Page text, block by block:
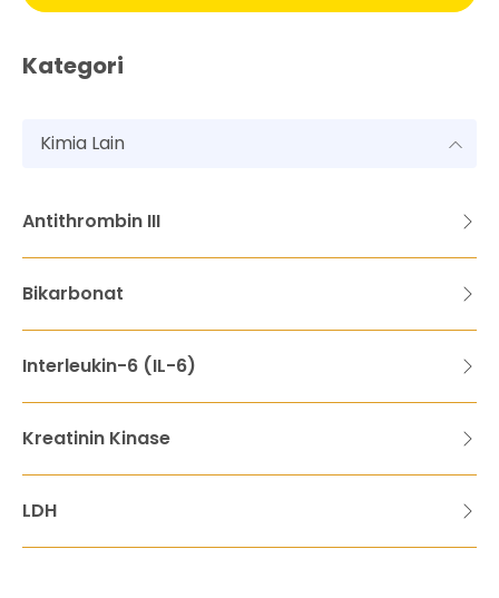
Kategori
Kimia Lain
Antithrombin III
Bikarbonat
Interleukin-6 (IL-6)
Kreatinin Kinase
LDH